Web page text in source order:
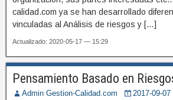
calidad.com ya se han desarrollado
vinculadas al Análisis de riesgos y […]
Actualizado: 2020-05-17 — 15:29
Pensamiento Basado en
Admin Gestion-Calidad.com
2017-09-07